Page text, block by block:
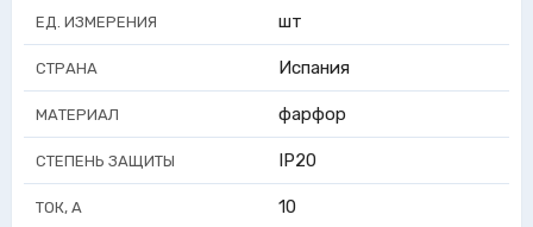
ЕД. ИЗМЕРЕНИЯ шт
СТРАНА Испания
МАТЕРИАЛ фарфор
СТЕПЕНЬ ЗАЩИТЫ IP20
ТОК, А 10